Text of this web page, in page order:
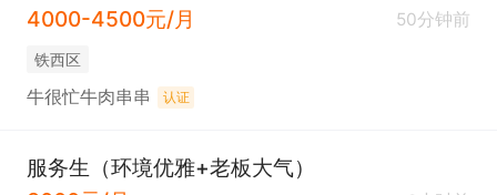
4000-4500元/月
50分钟前
铁西区
牛很忙牛肉串串 认证
服务生（环境优雅+老板大气）